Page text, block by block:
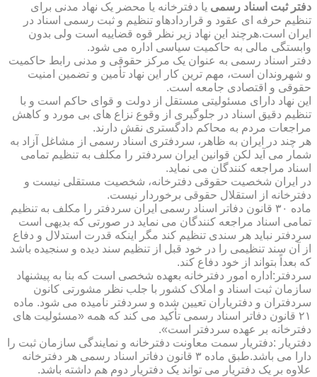
دفتر ثبت اسناد رسمی یا دفترخانه یا محضر یک نهاد مدنی برای
تنظیم حرفه ای عقود و قراردادهاو تنظیم و ثبت رسمی اسناد در
ایران است.هرچند این نهاد زیر نظر قوه قضاییه است ولی بدون
وابستگی مالی به حاکمیت سیاسی اداره می شود.
دفتر اسناد رسمی به عنوان یک مرکز حقوقی و مدنی رابط حاکمیت
و شهروندان است، مهم ترین کار این نهاد تأمین و تضمین امنیت
حقوقی و اقتصادی جامعه است.
این نهاد دارای مسئولیتی مستقل از دولت و قوای حاکم است و با
تنظیم دقیق اسناد در جلوگیری از وقوع نزاع های بی مورد و کاهش
مراجعات مردم به محاکم دادگستری نقش دارند.
هر چند در ایران به ظاهر، سردفتری اسناد رسمی از مشاغل آزاد به
شمار می آید لکن قوانین ایران سردفتر را مکلف به تنظیم تمامی
اسناد مراجعه کنندگان می نماید.
در ایران شخصیت حقوقی دفترخانه، شخصیت مستقلی نیست و
دفترخانه از استقلال حقوقی برخوردار نیست.
ماده ۳۰ قانون دفاتر اسناد رسمی ایران سردفتر را مکلف به تنظیم
تمامی اسناد مراجعه کنندگان می نماید در صورتی که بدیهی است
سردفتر نباید هر سندی تنظیم کند مگر اینکه قدرت استدلال و دفاع
از آن سند تنظیمی را در خود قبل از تنظیم سند دیده و سنجیده باشد
که بعداً بتواند از خود دفاع کند.
سردفتر:اداره امور دفترخانه بعهده شخصی است که بنا به پیشنهاد
سازمان ثبت اسناد و املاک کشور با جلب نظر مشورتی کانون
سردفتران و دفتریاران تعیین شده و سردفتر نامیده می شود. ماده
۲۱ قانون دفاتر اسناد رسمی تأکید می کند که همه «مسئولیت های
دفترخانه بر عهده سردفتر است».
دفتریار :دفتریار سمت معاونت دفترخانه و نمایندگی سازمان ثبت را
دارا می باشد.طبق ماده ۳ قانون دفاتر اسناد رسمی هر دفترخانه
علاوه بر یک دفتریار می تواند یک دفتریار دوم هم داشته باشد.